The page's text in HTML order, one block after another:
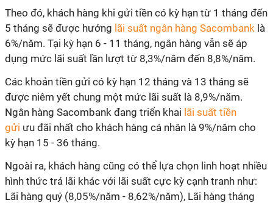
Theo đó, khách hàng khi gửi tiền có kỳ hạn từ 1 tháng đến
5 tháng sẽ được hưởng lãi suất ngân hàng Sacombank là
6%/năm. Tại kỳ hạn 6 - 11 tháng, ngân hàng vẫn sẽ áp
dụng mức lãi suất lần lượt từ 8,3%/năm đến 8,8%/năm.
Các khoản tiền gửi có kỳ hạn 12 tháng và 13 tháng sẽ
được niêm yết chung một mức lãi suất là 8,9%/năm.
Ngân hàng Sacombank đang triển khai lãi suất tiền
gửi ưu đãi nhất cho khách hàng cá nhân là 9%/năm cho
kỳ hạn 15 - 36 tháng.
Ngoài ra, khách hàng cũng có thể lựa chọn linh hoạt nhiều
hình thức trả lãi khác với lãi suất cực kỳ cạnh tranh như:
Lãi hàng quý (8,05%/năm - 8,62%/năm), Lãi hàng tháng